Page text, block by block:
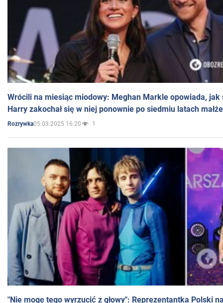
Wrócili na miesiąc miodowy: Meghan Markle opowiada, jak
Harry zakochał się w niej ponownie po siedmiu latach
Rozrywka05.03.2025 16:20 1
"Nie mogę tego wyrzucić z głowy": Reprezentantka Polski